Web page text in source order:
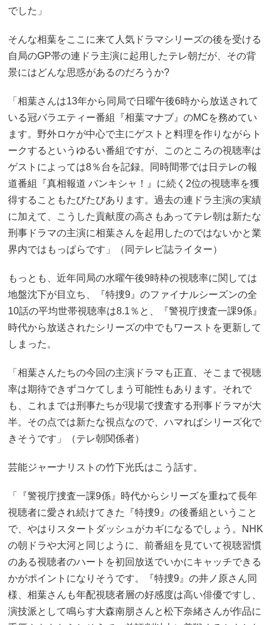
でした」
そんな相葉をここに来て人気ドラマシリーズの後を受ける
自局のGP帯の連ドラ主演に起用したテレ朝だが、その背
景にはどんな思惑があるのだろうか?
「相葉さんは13年から同局で日曜午後6時から放送されて
いる冠バラエティー番組『相葉マナブ』のMCを務めてい
ます。野外ロケが中心で主にゲストと料理を作りながらト
ークするというゆるい番組ですが、このところの視聴率は
ゲストによっては8％台を記録。同時間帯では日テレの報
道番組『真相報道 バンキシャ！』に続く2位の視聴率を獲
得することもたびたびあります。過去の連ドラ主演の実績
に加えて、こうした貢献度の高さもあってテレ朝は新たな
刑事ドラマの主演に相葉さんを起用したのではないかと業
界内ではもっぱらです」（同テレビ誌ライター）
もっとも、近年同局の水曜午後9時枠の視聴率に関しては
地盤沈下が目立ち、『特捜9』のファイナルシーズンの全
10話の平均世帯視聴率は8.1％と、『警視庁捜査一課9係』
時代から放送されたシリーズの中でもワーストを更新して
しまった。
「相葉さんたちの今回の主演ドラマも正直、そこまで視聴
率は期待できずコケてしまう可能性もあります。それで
も、これまでは刑事たちが現場で捜査する刑事ドラマが大
半。その点では新たな視点なので、ハマればシリーズ化で
きそうです」（テレ朝関係者）
芸能ジャーナリストの竹下光氏はこう話す。
「『警視庁捜査一課9係』時代からシリーズを重ねて長年
視聴者に愛され続けてきた『特捜9』の後番組ということ
で、やはりスタートダッシュがカギになるでしょう。NHK
の朝ドラや大河と同じように、前番組を見ていて視聴習慣
のある視聴者のハートを初回放送でいかにキャッチできる
かがポイントになりそうです。『特捜9』の井ノ原さん同
様、相葉さんも年配視聴者層の好感度は高い俳優ですし、
演技派として鳴らす大森南朋さんと松下奈緒さんが作品に